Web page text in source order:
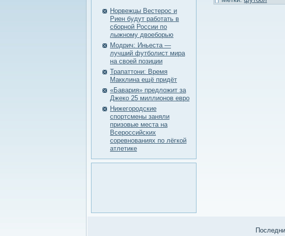
Норвежцы Вестерос и
Риен будут работать в
сборной России по
лыжному двоеборью
Модрич: Иньеста —
лучший футболист мира
на своей позиции
Трапаттони: Время
Макклина ещё придёт
«Бавария» предложит за
Джеко 25 миллионов евро
Нижегородские
спортсмены заняли
призовые места на
Всероссийских
соревнованиях по лёгкой
атлетике